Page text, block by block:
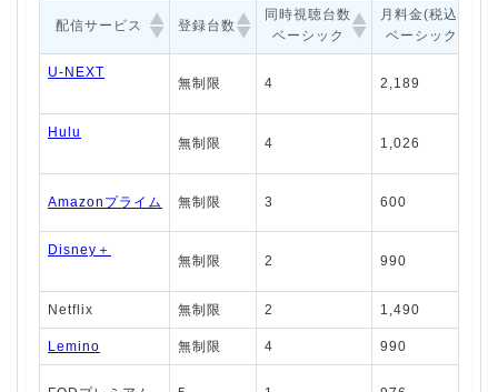
配信サービス 登録台数
同時視聴台数
ベーシック
月料金(税込)
ベーシック
U-NEXT
無制限 4 2,189
Hulu
無制限 4 1,026
Amazonプライム 無制限 3 600
Disney＋
無制限 2 990
Netflix 無制限 2 1,490
Lemino 無制限 4 990